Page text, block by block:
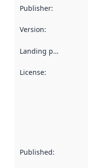
Publisher:
Version:
Landing page
License:
Published: